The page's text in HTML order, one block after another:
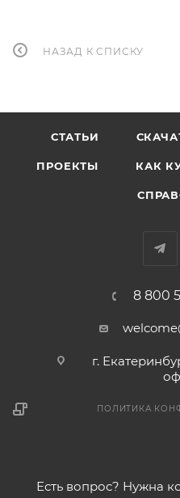
НАЗАД К СПИСКУ
СТАТЬИ
ПРОЕКТЫ КАК
8 800
г.
ПОЛИТИКА
Есть вопрос? Нужна